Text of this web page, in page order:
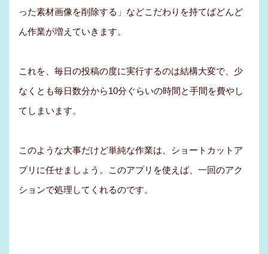
った素材画像を削除する」などこだわりを持てばどんど
ん作業が増えていきます。
これを、毎日の投稿の度に実行するのは結構大変で、少
なくとも毎日数分から10分ぐらいの時間と手間を費やし
てしまいます。
このような大事だけど単純な作業は、ショートカットア
プリに任せましょう。このアプリを使えば、一回のアク
ションで処理してくれるのです。